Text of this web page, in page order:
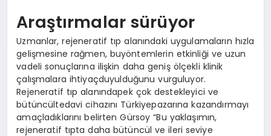
Araştırmalar sürüyor
Uzmanlar, rejeneratif tıp alanındaki uygulamaların hızla
gelişmesine rağmen, buyöntemlerin etkinliği ve uzun
vadeli sonuçlarına ilişkin daha geniş ölçekli klinik
çalışmalara ihtiyaçduyulduğunu vurguluyor.
Rejeneratif tıp alanındapek çok destekleyici ve
bütüncültedavi cihazını Türkiyepazarına kazandırmayı
amaçladıklarını belirten Gürsoy “Bu yaklaşımın,
rejeneratif tıpta daha bütüncül ve ileri seviye